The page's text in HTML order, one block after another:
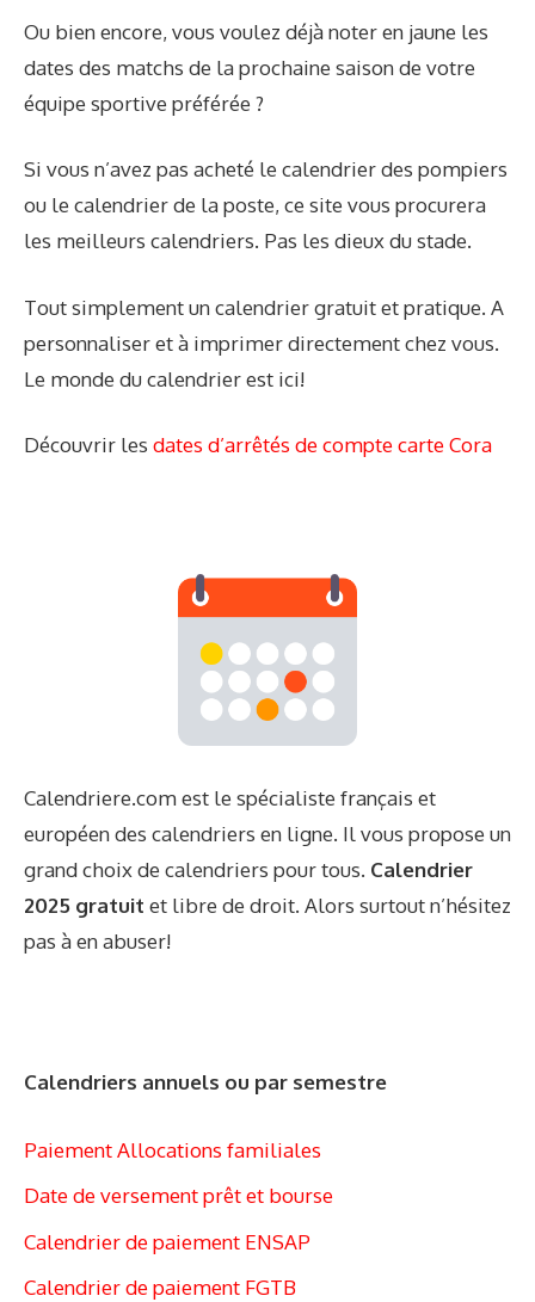
Ou bien encore, vous voulez déjà noter en jaune les
dates des matchs de la prochaine saison de votre
équipe sportive préférée ?
Si vous n’avez pas acheté le calendrier des pompiers
ou le calendrier de la poste, ce site vous procurera
les meilleurs calendriers. Pas les dieux du stade.
Tout simplement un calendrier gratuit et pratique. A
personnaliser et à imprimer directement chez vous.
Le monde du calendrier est ici!
Découvrir les dates d’arrêtés de compte carte Cora
Calendriere.com est le spécialiste français et
européen des calendriers en ligne. Il vous propose un
grand choix de calendriers pour tous. Calendrier
2025 gratuit et libre de droit. Alors surtout n’hésitez
pas à en abuser!
Calendriers annuels ou par semestre
Paiement Allocations familiales
Date de versement prêt et bourse
Calendrier de paiement ENSAP
Calendrier de paiement FGTB